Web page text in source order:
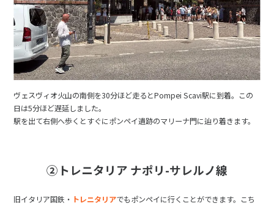
ヴェスヴィオ火山の南側を30分ほど走るとPompei Scavi駅に到着。この
日は5分ほど遅延しました。
駅を出て右側へ歩くとすぐにポンペイ遺跡のマリーナ門に辿り着きます。
②トレニタリア ナポリ-サレルノ線
旧イタリア国鉄・ トレニタリアでもポンペイに行くことができます。こち